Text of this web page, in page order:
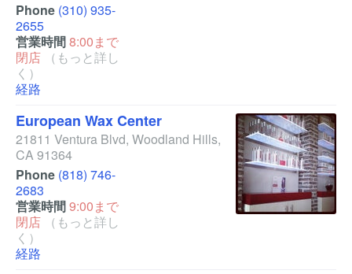
Phone (310) 935-
2655
営業時間8:00まで
閉店
（もっと詳し
く）
経路
European Wax Center
21811 Ventura Blvd, Woodland Hills,
CA91364
Phone (818) 746-
2683
営業時間9:00まで
閉店
（もっと詳し
く）
経路